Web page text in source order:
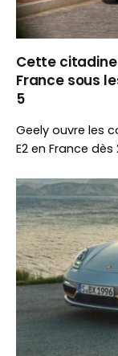
Cette
France sous
5
Geely ouvre les
E2 en France
équipement
Renault 5 E-Tech.